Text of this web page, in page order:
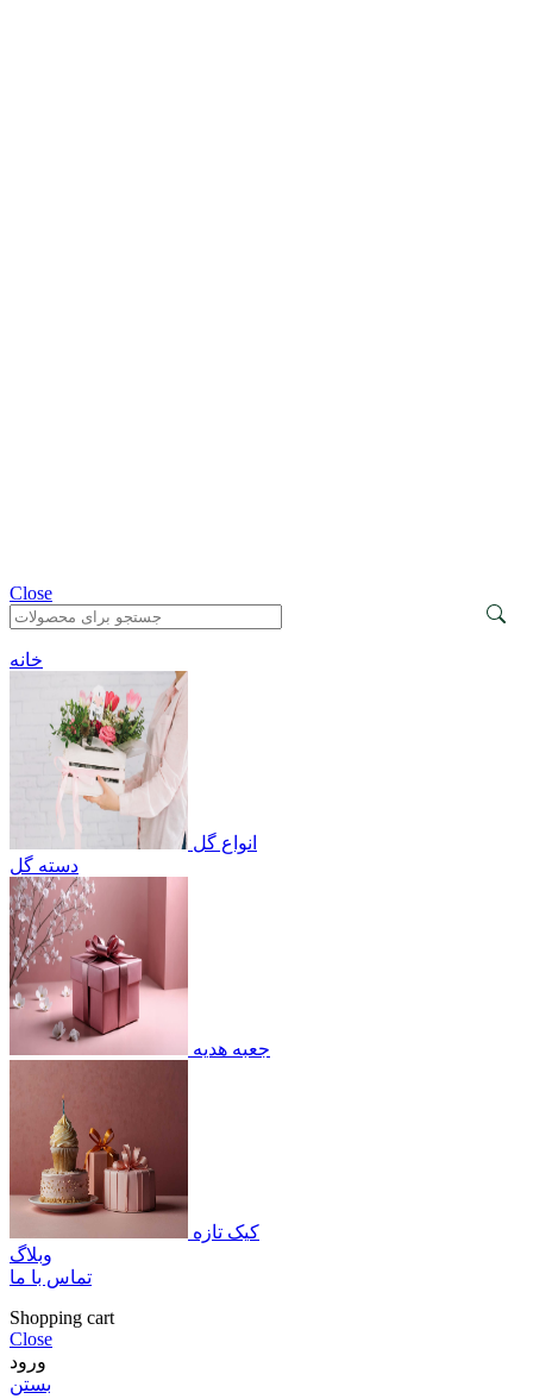
Close
خانه
انواع گل
دسته گل
جعبه هدیه
کیک تازه
وبلاگ
تماس با ما
Shopping cart
Close
ورود
بستن